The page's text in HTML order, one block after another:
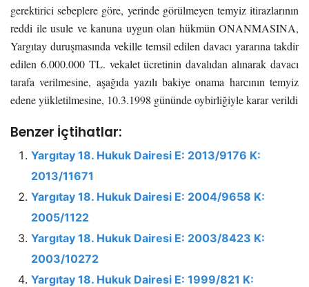
gerektirici sebeplere göre, yerinde görülmeyen temyiz itirazlarının
reddi ile usule ve kanuna uygun olan hükmün ONANMASINA,
Yargıtay duruşmasında vekille temsil edilen davacı yararına takdir
edilen 6.000.000 TL. vekalet ücretinin davalıdan alınarak davacı
tarafa verilmesine, aşağıda yazılı bakiye onama harcının temyiz
edene yükletilmesine, 10.3.1998 gününde oybirliğiyle karar verildi
Benzer İçtihatlar:
Yargıtay 18. Hukuk Dairesi E: 2013/9176 K:
2013/11671
Yargıtay 18. Hukuk Dairesi E: 2004/9658 K:
2005/1122
Yargıtay 18. Hukuk Dairesi E: 2003/8423 K:
2003/10272
Yargıtay 18. Hukuk Dairesi E: 1999/821 K: